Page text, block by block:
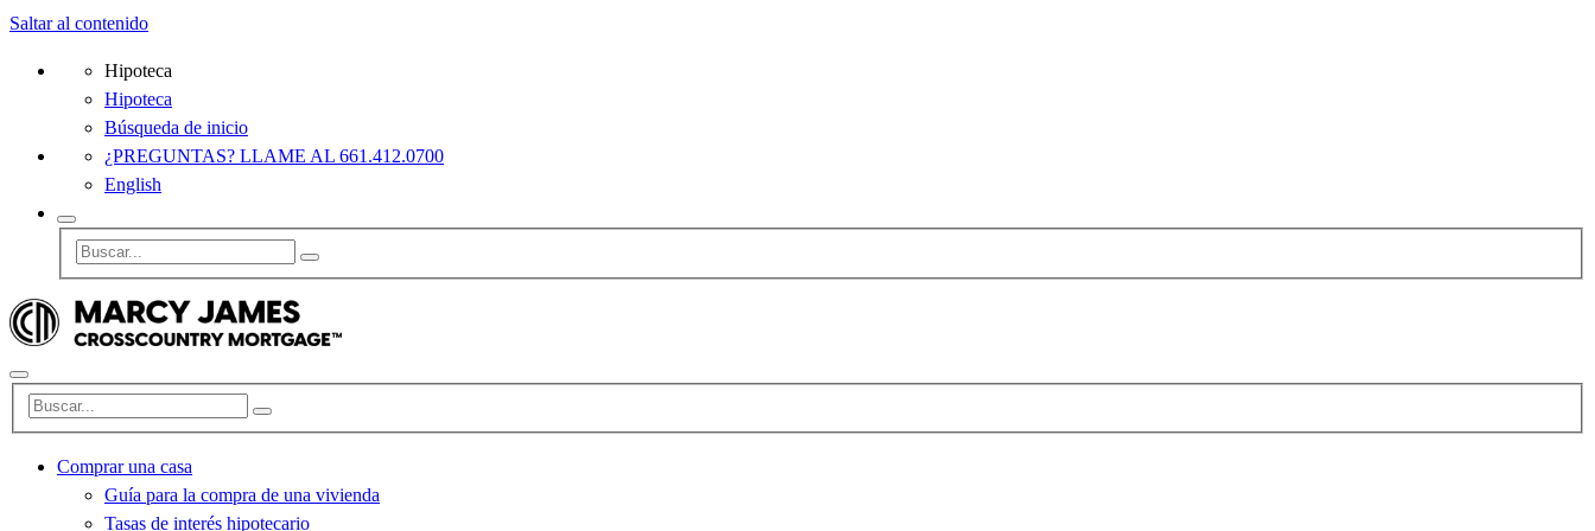
Saltar al contenido
Hipoteca
Hipoteca
Búsqueda de inicio
¿PREGUNTAS? LLAME AL 661.412.0700
English
Comprar una casa
Guía para la compra de una vivienda
Tasas de interés hipotecario